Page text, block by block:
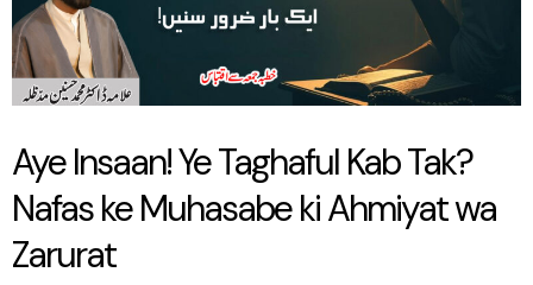
Aye Insaan! Ye Taghaful Kab Tak?
Nafas ke Muhasabe ki Ahmiyat wa
Zarurat
Tak?
Nafas
Muhasabe
ki
Ahmiyat